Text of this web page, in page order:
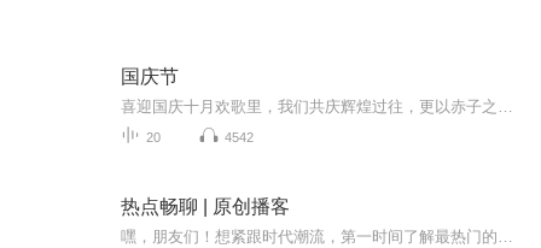
国庆节
20 4542
热点畅聊 | 原创播客